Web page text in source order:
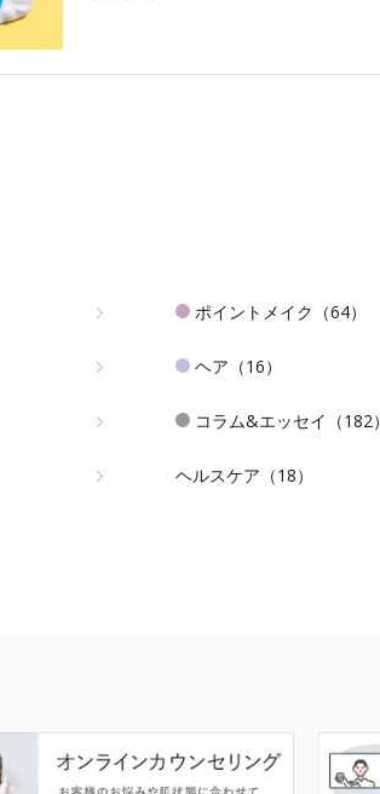
ポイントメイク（64）
ヘア（16）
コラム&エッセイ（182）
ヘルスケア（18）